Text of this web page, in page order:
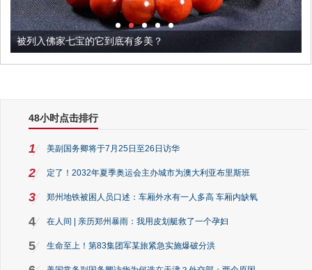
被列入佛家七宝的它到底有多美？
48小时点击排行
1 美副国务卿将于7月25日至26日访华
2 定了！2032年夏季奥运会主办城市为澳大利亚布里斯班
3 郑州地铁被困人员口述：车厢外水有一人多高 车厢内缺氧
4 在人间 | 亲历郑州暴雨：我用皮划艇救了一个孕妇
5 生命至上！第83集团军某旅紧急实施爆破分洪